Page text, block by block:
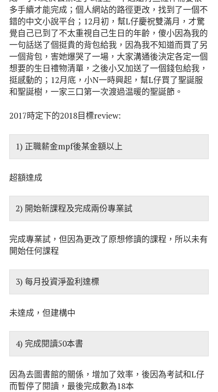
多手續才能完成；個人網站的路徑更改，找到了一個不
錯的中文小說平台；12月初，幫L仔慶祝雙滿月，才驚
覺自己已到了不太重視自己生日的年齡，傻小因為我的
一句話送了個挺貴的背包給我，因為我不知道而買了另
一個背包，害她爆哭了一場，大家溝通後決定各定一個
想要的生日禮物清單，之後小又加送了一個錢包給我，
挺感動的；12月底，小N一時興起，幫L仔買了聖誕服
和聖誕樹，一家三口第一次渡過温暖的聖誕節。
2017時定下的2018目標review:
1) 正職薪金mpf後某金額以上
超額達成
2) 開始新課程及完成兩份專業試
完成專業試，但因為更改了原想修讀的課程，所以未有
開始任何課程
3) 每月投資淨盈利達標
未達成，但建構中
4) 完成閱讀50本書
因為去圖書館的關係，增加了效率，後因為考試和L仔
而暫停了閱讀，最後完成數為18本